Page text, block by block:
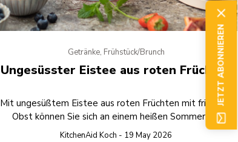
Getränke, Frühstück/Brunch
Ungesüsster Eistee aus roten Früchten
Mit ungesüßtem Eistee aus roten Früchten mit frischem
Obst können Sie sich an einem heißen Sommertag
wunderbar abkühlen.
KitchenAid Koch - 19 May 2026
JETZT ABONNIEREN